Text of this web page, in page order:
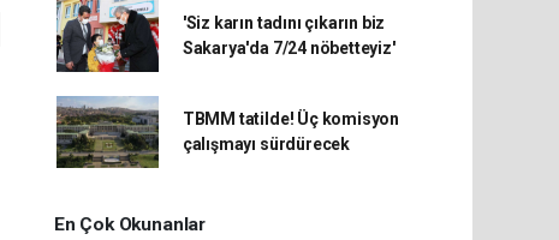
'Siz karın tadını çıkarın biz
Sakarya'da 7/24 nöbetteyiz'
TBMM tatilde! Üç komisyon
çalışmayı sürdürecek
En Çok Okunanlar